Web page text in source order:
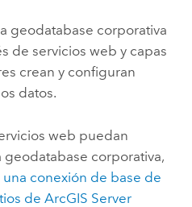
geodatabase corporativa
de servicios web y capas
crean y configuran
datos.
web puedan
corporativa,
una conexión de base de
de ArcGIS Server